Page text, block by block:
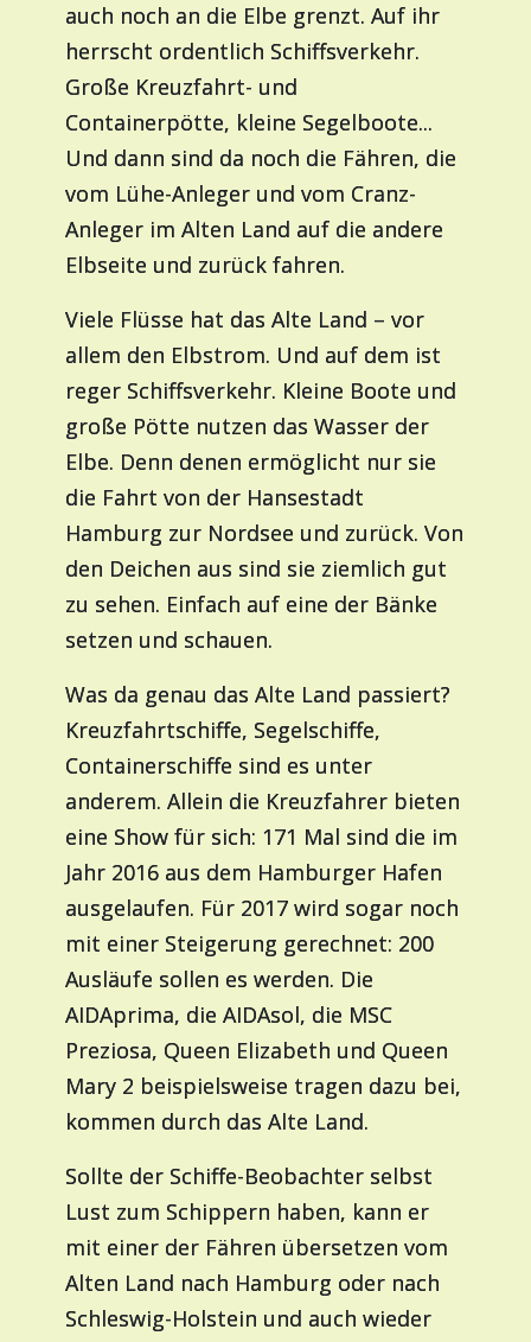
auch noch an die Elbe grenzt. Auf ihr
herrscht ordentlich Schiffsverkehr.
Große Kreuzfahrt- und
Containerpötte, kleine Segelboote...
Und dann sind da noch die Fähren, die
vom Lühe-Anleger und vom Cranz-
Anleger im Alten Land auf die andere
Elbseite und zurück fahren.
Viele Flüsse hat das Alte Land – vor
allem den Elbstrom. Und auf dem ist
reger Schiffsverkehr. Kleine Boote und
große Pötte nutzen das Wasser der
Elbe. Denn denen ermöglicht nur sie
die Fahrt von der Hansestadt
Hamburg zur Nordsee und zurück. Von
den Deichen aus sind sie ziemlich gut
zu sehen. Einfach auf eine der Bänke
setzen und schauen.
Was da genau das Alte Land passiert?
Kreuzfahrtschiffe, Segelschiffe,
Containerschiffe sind es unter
anderem. Allein die Kreuzfahrer bieten
eine Show für sich: 171 Mal sind die im
Jahr 2016 aus dem Hamburger Hafen
ausgelaufen. Für 2017 wird sogar noch
mit einer Steigerung gerechnet: 200
Ausläufe sollen es werden. Die
AIDAprima, die AIDAsol, die MSC
Preziosa, Queen Elizabeth und Queen
Mary 2 beispielsweise tragen dazu bei,
kommen durch das Alte Land.
Sollte der Schiffe-Beobachter selbst
Lust zum Schippern haben, kann er
mit einer der Fähren übersetzen vom
Alten Land nach Hamburg oder nach
Schleswig-Holstein und auch wieder